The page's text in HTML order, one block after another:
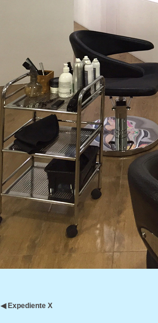
◀ Expediente X